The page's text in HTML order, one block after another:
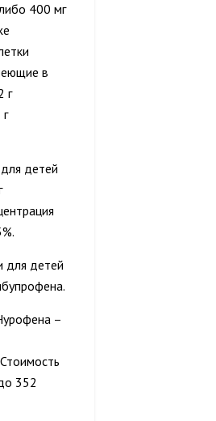
400 мг
в
г
детей
для детей
–
352